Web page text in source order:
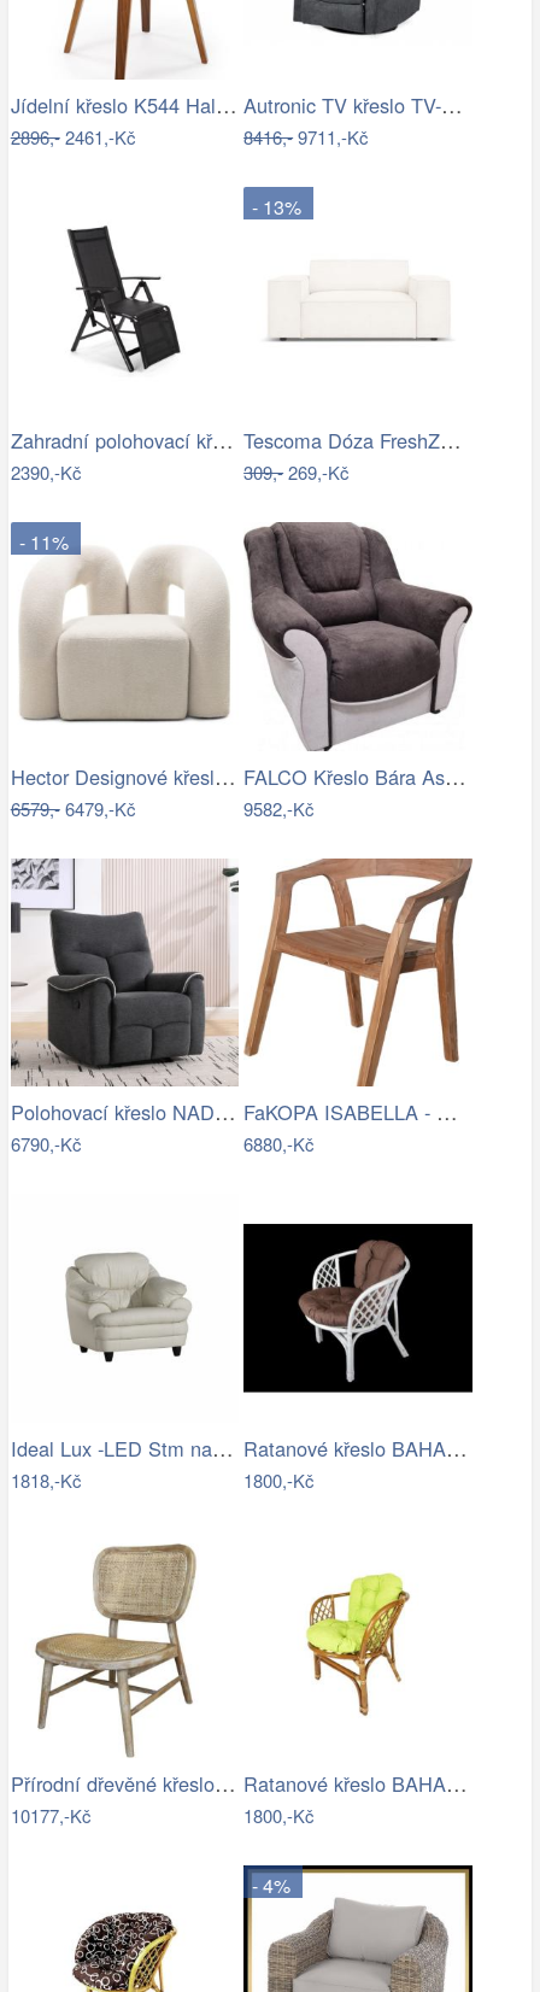
Jídelní křeslo K544 Halmar
2896,-2461,-Kč
Autronic TV křeslo TV-333 GREY - šedá…
8416,-9711,-Kč
Zahradní polohovací křeslo hliník /…
2390,-Kč
- 13%
Tescoma Dóza FreshZONE, 31,5 x 20 cm, XL
309,-269,-Kč
- 11%
Hector Designové křeslo Merry bouclé…
6579,-6479,-Kč
FALCO Křeslo Bára Astone 3/15 Mdum
9582,-Kč
Polohovací křeslo NADER Tempo Kondela
6790,-Kč
FaKOPA ISABELLA - masivní křeslo z…
6880,-Kč
Ideal Lux -LED Stm nabíjecí nástěnné…
1818,-Kč
Ratanové křeslo BAHAMA - bílý ratan
1800,-Kč
Přírodní dřevěné křeslo s výpletem…
10177,-Kč
Ratanové křeslo BAHAMA - tmavé
1800,-Kč
- 4%